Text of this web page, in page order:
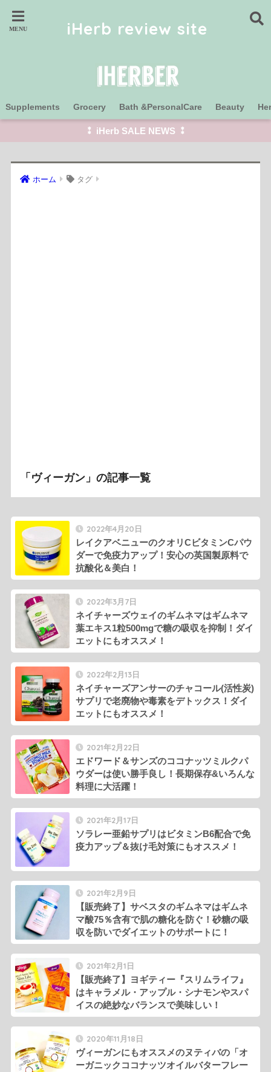
iHerb review site
Supplements Grocery Bath &PersonalCare Beauty
⁑ iHerb SALE NEWS ⁑
ホーム タグ
「ヴィーガン」の記事一覧
2022年4月20日
レイクアベニューのクオリCビタミンCパウ
ダーで免疫力アップ！安心の英国製原料で
抗酸化＆美白！
2022年3月7日
ネイチャーズウェイのギムネマはギムネマ
葉エキス1粒500mgで糖の吸収を抑制！ダイ
エットにもオススメ！
2022年2月13日
ネイチャーズアンサーのチャコール(活性炭)
サプリで老廃物や毒素をデトックス！ダイ
エットにもオススメ！
2021年2月22日
エドワード＆サンズのココナッツミルクパ
ウダーは使い勝手良し！長期保存&いろんな
料理に大活躍！
2021年2月17日
ソラレー亜鉛サプリはビタミンB6配合で免
疫力アップ＆抜け毛対策にもオススメ！
2021年2月9日
【販売終了】サベスタのギムネマはギムネ
マ酸75％含有で肌の糖化を防ぐ！砂糖の吸
収を防いでダイエットのサポートに！
2021年2月1日
【販売終了】ヨギティー『スリムライフ』
はキャラメル・アップル・シナモンやスパ
イスの絶妙なバランスで美味しい！
2020年11月18日
ヴィーガンにもオススメのヌティバの「オ
ーガニックココナッツオイルバターフレー